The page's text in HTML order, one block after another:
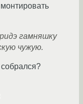
гамняшку
чужую.